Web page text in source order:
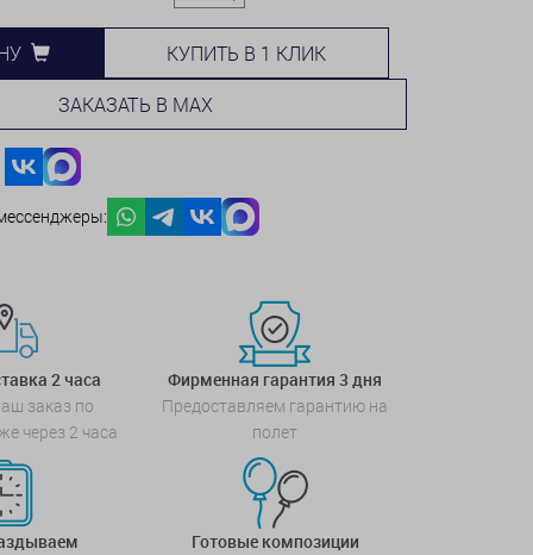
КУПИТЬ В 1 КЛИК
ЗАКАЗАТЬ В MAX
2 часа
заказ по
через 2 часа
Фирменная гарантия 3 дня
Предоставляем гарантию на
полет
Готовые композиции